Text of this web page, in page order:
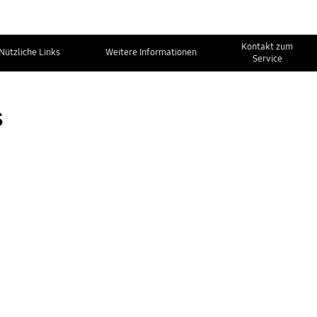
Nützliche Links Weitere Informationen
Kontakt zum
Service